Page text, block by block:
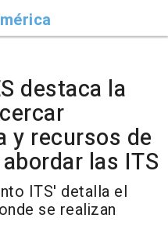
mérica
destaca la
y recursos de
las ITS
ITS' detalla el
se realizan